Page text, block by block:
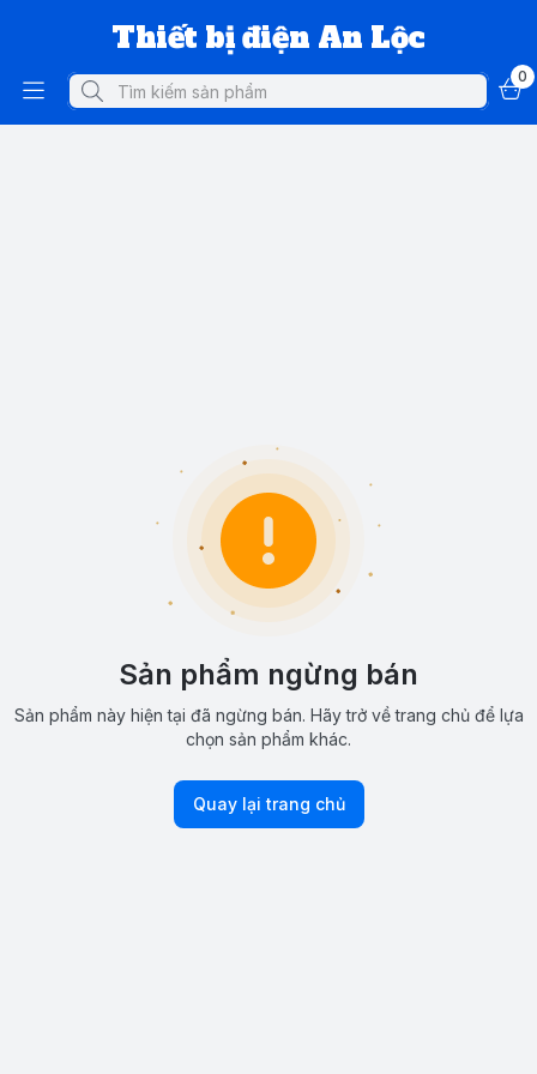
Thiết bị điện An Lộc
0
Sản phẩm ngừng bán
Sản phẩm này hiện tại đã ngừng bán. Hãy trở về trang chủ để lựa
chọn sản phẩm khác.
Quay lại trang chủ